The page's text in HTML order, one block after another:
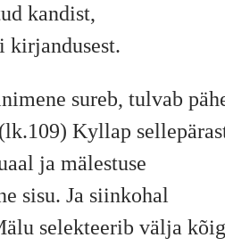
kandist,
kirjandusest.
sureb, tulvab
Kyllap
ja mälestuse
sisu. Ja siinkohal
selekteerib välja